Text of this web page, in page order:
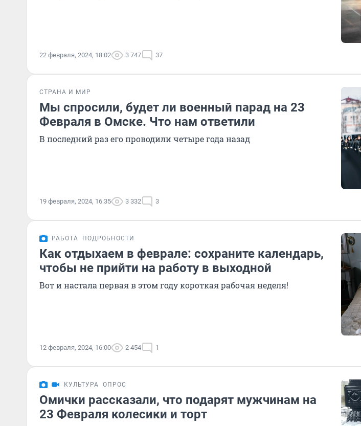
22 февраля, 2024, 18:02 3 747 37
СТРАНА И МИР
Мы спросили, будет ли военный парад на 23
Февраля в Омске. Что нам ответили
В последний раз его проводили четыре года назад
19 февраля, 2024, 16:35 3 332 3
РАБОТА ПОДРОБНОСТИ
Как отдыхаем в феврале: сохраните календарь,
чтобы не прийти на работу в выходной
Вот и настала первая в этом году короткая рабочая неделя!
12 февраля, 2024, 16:00 2 454 1
КУЛЬТУРА ОПРОС
Омички рассказали, что подарят мужчинам на
23 Февраля колесики и торт